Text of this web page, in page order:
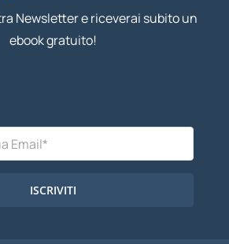
Newsletter e riceverai subito un
ebook gratuito!
ISCRIVITI